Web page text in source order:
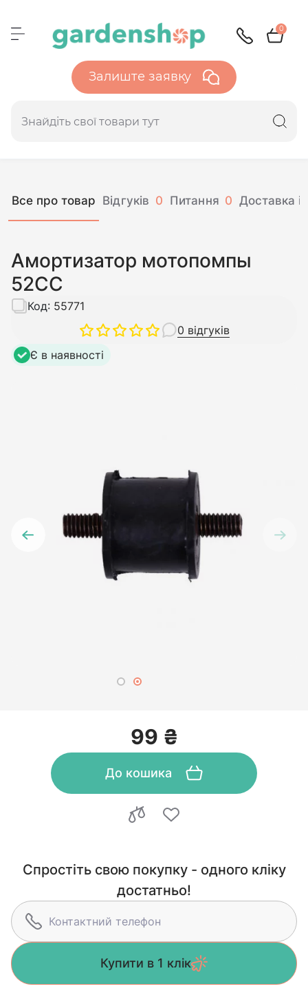
0
Залиште заявку
Все про товар Відгуків 0 Питання 0 Доставка і
Амортизатор мотопомпы
52СС
0 відгуків
Код: 55771
Є в наявності
99 ₴
До кошика
Спростіть свою покупку - одного кліку
достатньо!
Купити в 1 клік